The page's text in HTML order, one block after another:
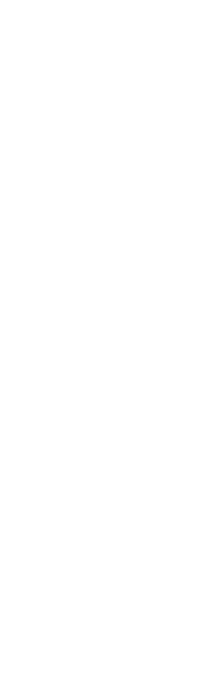
Horario y
Las
Boquerones y
partido de vuelta
con ventaja por